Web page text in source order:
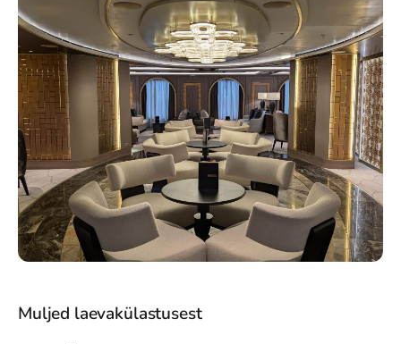
Muljed laevakülastusest